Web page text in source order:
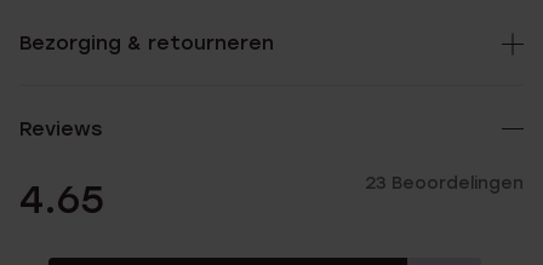
Bezorging & retourneren
Reviews
4.65 23 Beoordelingen